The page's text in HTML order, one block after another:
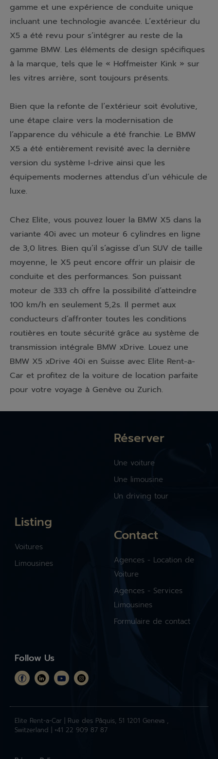
gamme et une expérience de conduite unique
incluant une technologie avancée. L’extérieur du
X5 a été revu pour s’intégrer au reste de la
gamme BMW. Les éléments de design spécifiques
à la marque, tels que le « Hoffmeister Kink » sur
les vitres arrière, sont toujours présents.
Bien que la refonte de l’extérieur soit évolutive,
une étape claire vers la modernisation de
l’apparence du véhicule a été franchie. Le BMW
X5 a été entièrement revisité avec la dernière
version du système I-drive ainsi que les
équipements modernes attendus d’un véhicule de
luxe.
Chez Elite, vous pouvez louer la BMW X5 dans la
variante 40i avec un moteur 6 cylindres en ligne
de 3,0 litres. Bien qu’il s’agisse d’un SUV de taille
moyenne, le X5 peut encore offrir un plaisir de
conduite et des performances. Son puissant
moteur de 333 ch offre la possibilité d’atteindre
100 km/h en seulement 5,2s. Il permet aux
conducteurs d’affronter toutes les conditions
routières en toute sécurité grâce au système de
transmission intégrale BMW xDrive. Louez une
BMW X5 xDrive 40i en Suisse avec Elite Rent-a-
Car et profitez de la voiture de location parfaite
pour votre voyage à Genève ou Zurich.
Réserver
Une voiture
Une limousine
Un driving tour
Listing
Voitures
Limousines
Contact
Agences - Location de
Voiture
Agences - Services
Limousines
Formulaire de contact
Follow Us
Elite Rent-a-Car | Rue des Pâquis, 51 1201 Geneva ,
Switzerland | +41 22 909 87 87